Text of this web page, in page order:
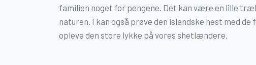
familien noget for pengene. Det kan være en lille
naturen. I kan også prøve den islandske hest med
opleve den store lykke på vores shetlændere.